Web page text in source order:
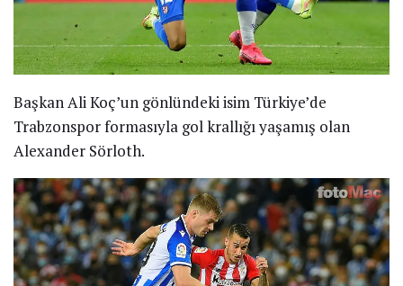
Başkan Ali Koç’un gönlündeki isim Türkiye’de
Trabzonspor formasıyla gol krallığı yaşamış olan
Alexander Sörloth.